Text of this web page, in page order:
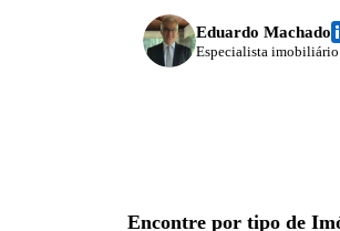
Eduardo Machado
Especialista imobiliário
Encontre por tipo de